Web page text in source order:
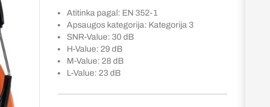
Atitinka pagal: EN 352-1
Apsaugos kategorija: Kategorija 3
SNR-Value: 30 dB
H-Value: 29 dB
M-Value: 28 dB
L-Value: 23 dB